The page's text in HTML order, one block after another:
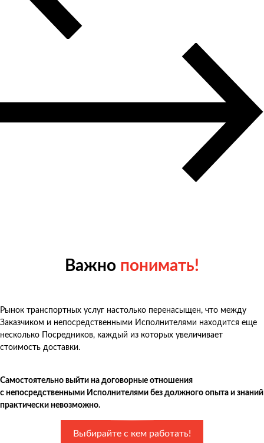
Важно понимать!
Рынок транспортных услуг настолько перенасыщен, что между
Заказчиком и непосредственными Исполнителями находится еще
несколько Посредников, каждый из которых увеличивает
стоимость доставки.
Самостоятельно выйти на договорные отношения
с непосредственными Исполнителями без должного опыта и знаний
практически невозможно.
Выбирайте с кем работать!